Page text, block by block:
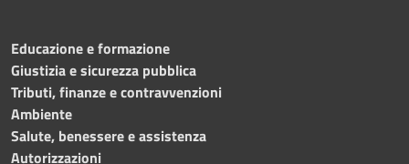
Educazione e formazione
Giustizia e sicurezza pubblica
Tributi, finanze e contravvenzioni
Ambiente
Salute, benessere e assistenza
Autorizzazioni